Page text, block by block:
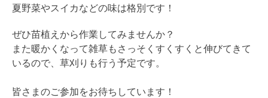
夏野菜やスイカなどの味は格別です！
ぜひ苗植えから作業してみませんか？
また暖かくなって雑草もさっそくすくすくと伸びてきて
いるので、草刈りも行う予定です。
皆さまのご参加をお待ちしています！